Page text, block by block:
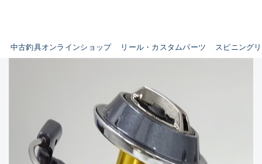
中古釣具オンラインショップ リール・カスタムパーツ スピニング
イシグロフレスポ鈴鹿店
イシグロ西春店
イシグロカインズモール彦根店
イシグロ中川かの里店
B
C
使用感や傷のある一般的な中
古品